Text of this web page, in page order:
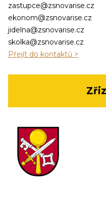
zastupce@zsnovarise.cz
ekonom@zsnovarise.cz
jidelna@zsnovarise.cz
skolka@zsnovarise.cz
Přejít do kontaktů >